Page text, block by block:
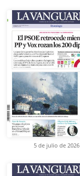
5 de julio de 2026